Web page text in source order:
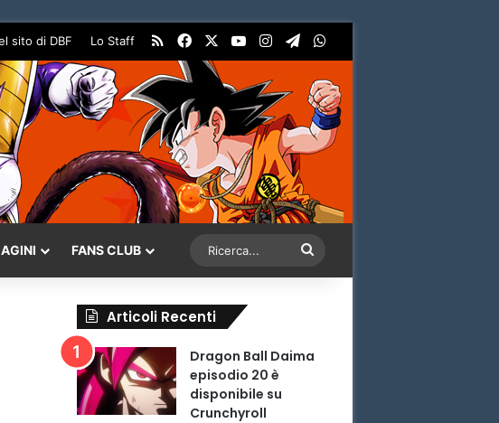
sito di DBF Lo Staff RSS Facebook You TubeInstagramTelegram
FANS CLUB
Articoli Recenti
Dragon Ball Daima
episodio 20 è
disponibile su
Crunchyroll